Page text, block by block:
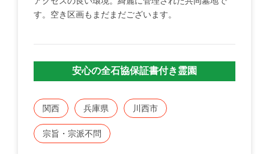
す。空き区画もまだまだございます。
安心の全石協保証書付き霊園
関西 兵庫県 川西市
宗旨・宗派不問